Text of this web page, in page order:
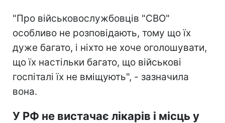
"Про військовослужбовців "СВО"
особливо не розповідають, тому що їх
дуже багато, і ніхто не хоче оголошувати,
що їх настільки багато, що військові
госпіталі їх не вміщують", - зазначила
вона.
У РФ не вистачає лікарів і місць у